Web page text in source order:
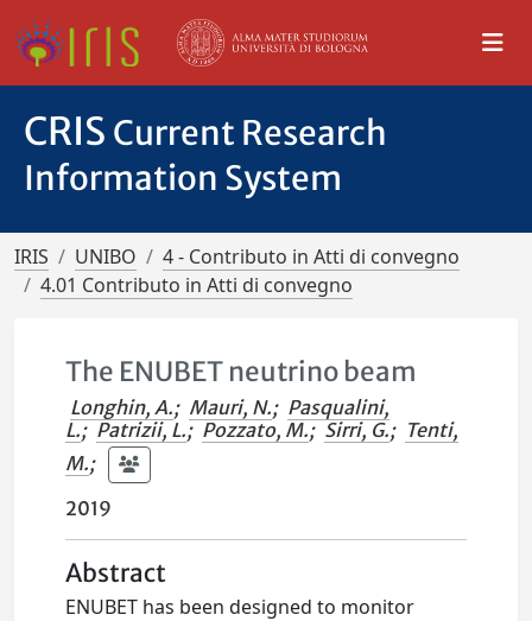
CRIS Current Research
Information System
IRIS UNIBO
4 - Contributo in Atti di convegno
4.01 Contributo in Atti di convegno
The ENUBET neutrino beam
Longhin, A.; Mauri, N.; Pasqualini,
L.; Patrizii, L.; Pozzato, M.; Sirri, G.; Tenti,
M.;
2019
Abstract
ENUBET has been designed to monitor